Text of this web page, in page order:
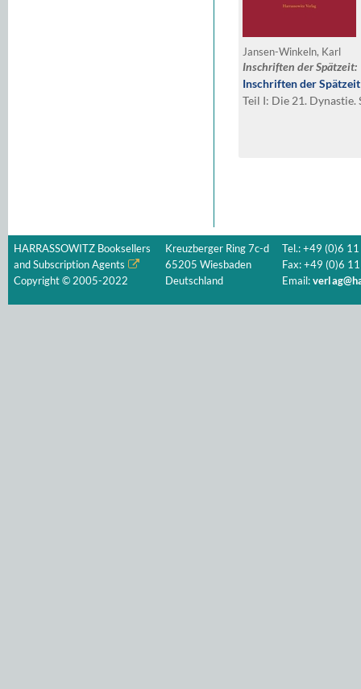
Jansen-Winkeln, Karl
Inschriften der Spätzeit:
Inschriften der Spätzeit
Teil I: Die 21. Dynastie.
HARRASSOWITZ Booksellers
and Subscription Agents
Copyright © 2005-2022
Kreuzberger Ring 7c-d
65205 Wiesbaden
Deutschland
Tel.: +49 (0)6
Fax: +49 (0)6
Email: